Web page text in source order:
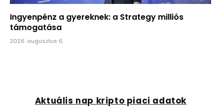
Ingyenpénz a gyereknek: a Strategy milliós
támogatása
2026. augusztus 6.
Aktuális nap kripto piaci adatok